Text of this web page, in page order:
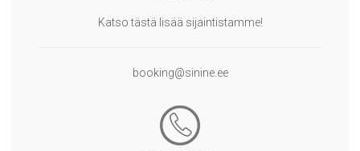
Katso tästä lisää sijaintistamme!
booking@sinine.ee